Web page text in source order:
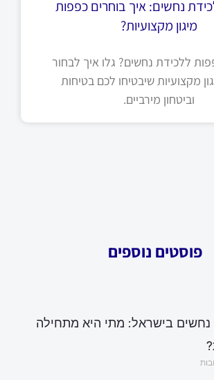
נחשים: איך בוחרים כפפות
מיגון מקצועיות?
ללכידת נחשים? גלו איך לבחור
מקצועיות שיבטיחו לכם בטיחות
וביטחון מירביים.
פוסטים נוספים
נחשים בישראל: מתי היא מתחילה